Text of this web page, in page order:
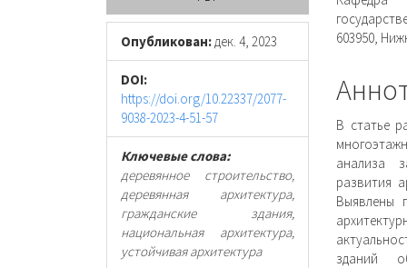
панель
статьи
Опубликован: дек. 4, 2023
DOI:
https://doi.org/10.22337/2077-
9038-2023-4-51-57
Ключевые слова:
деревянное строительство,
деревянная архитектура,
гражданские здания,
национальная архитектура,
устойчивая архитектура
603950,
В статье
анализа
развития
Выявлены
зданий